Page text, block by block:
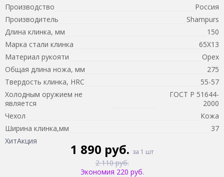
Производство
Россия
Производитель
Shampurs
Длина клинка, мм
150
Марка стали клинка
65Х13
Материал рукояти
Орех
Общая длина ножа, мм
275
Твердость клинка, HRC
55-57
Холодным оружием не
является
ГОСТ Р 51644-
2000
Чехол
Кожа
Ширина клинка,мм
37
ХитАкция
1 890 руб. за 1 шт
2 110 руб.
Экономия 220 руб.